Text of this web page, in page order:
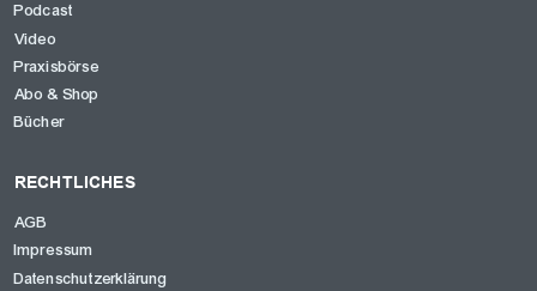
Podcast
Video
Praxisbörse
Abo & Shop
Bücher
RECHTLICHES
AGB
Impressum
Datenschutzerklärung